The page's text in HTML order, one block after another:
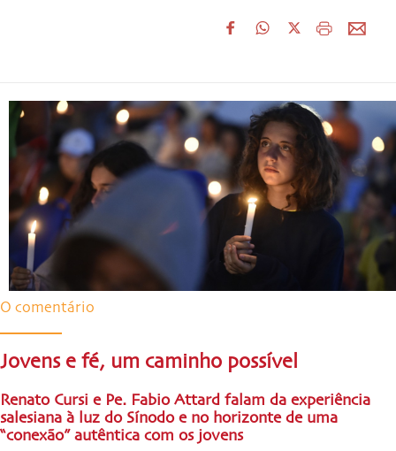
O comentário
Jovens e fé, um caminho possível
Renato Cursi e Pe. Fabio Attard falam da experiência
salesiana à luz do Sínodo e no horizonte de uma
“conexão” autêntica com os jovens